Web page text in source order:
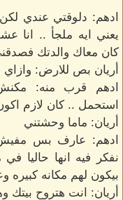
ادهم: دلوقتي عندي
يعني ايه ملجأ .. انا
كان معاك والدتك
أريان بص للارض:
ادهم قرب منه:
استحمل .. كان لازم
أريان: ماما وحشتني
ادهم: عارف بس مفيش
نفكر فيه انها حاليا
بيكون لهم مكانه كبيره
أريان: انت هتروح